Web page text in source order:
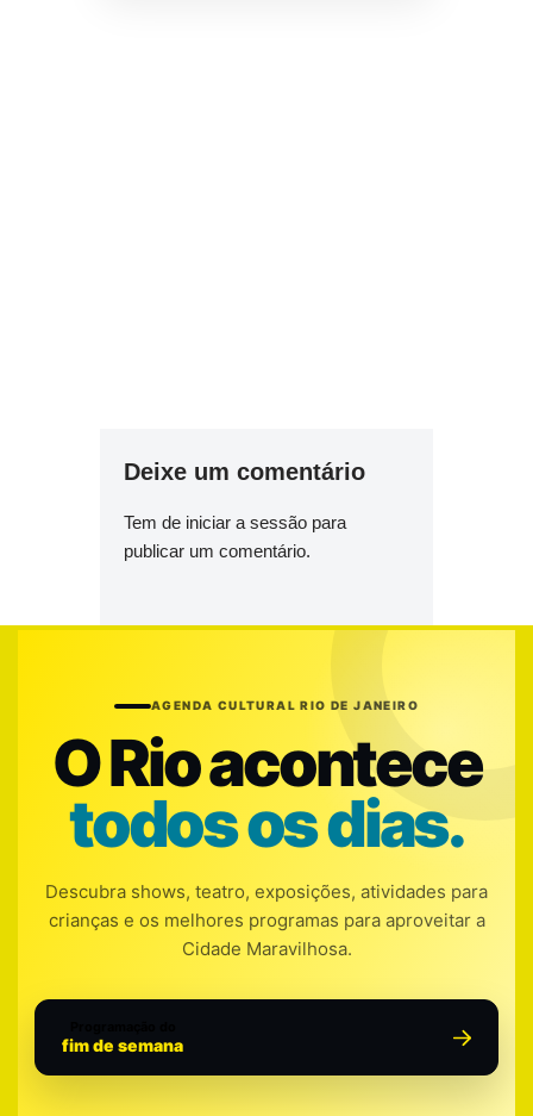
Deixe um comentário
Tem de iniciar a sessão para
publicar um comentário.
AGENDA CULTURAL RIO DE JANEIRO
O Rio acontece
todos os dias.
Descubra shows, teatro, exposições, atividades para
crianças e os melhores programas para aproveitar a
Cidade Maravilhosa.
fim de semana